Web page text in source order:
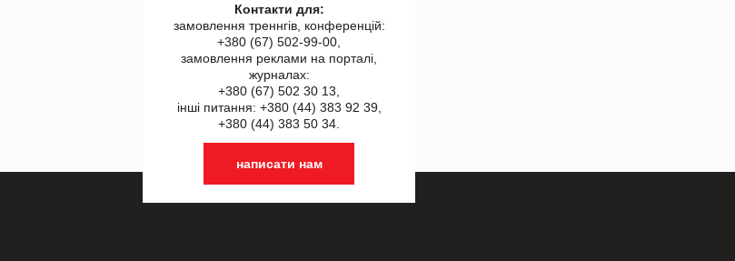
Контакти для:
замовлення треннгів, конференцій:
+380 (67) 502-99-00,
замовлення реклами на порталі,
журналах:
+380 (67) 502 30 13,
інші питання: +380 (44) 383 92 39,
+380 (44) 383 50 34.
написати нам